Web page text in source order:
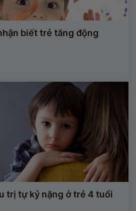
biết trẻ tăng động
trị tự kỷ nặng ở trẻ 4 tuổi